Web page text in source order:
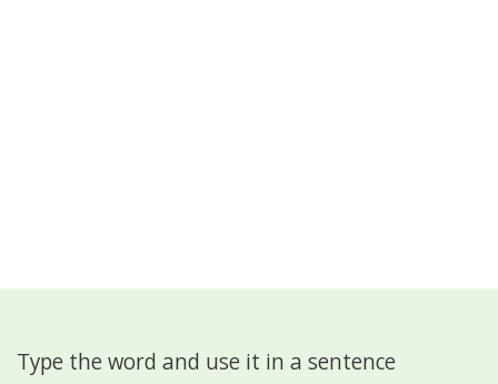
Type the word and use it in a sentence